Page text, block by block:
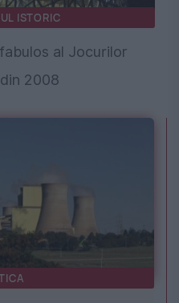
ISTORIC
al Jocurilor
2008